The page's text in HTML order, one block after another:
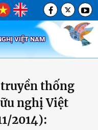
VIỆT NAM
thống
nghị Việt
2014):